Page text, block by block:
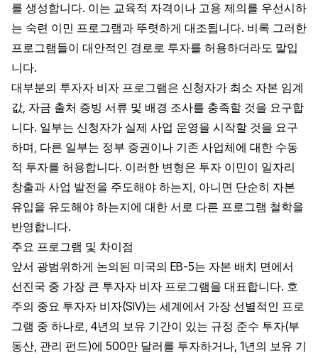
를 생성합니다. 이는 교육적 자격이나 고용 제의를 우선시하
는 숙련 이민 프로그램과 뚜렷하게 대조됩니다. 비록 그러한
프로그램들이 대안적인 경로로 투자를 허용하더라도 말입
니다.
대부분의 투자자 비자 프로그램은 신청자가 최소 자본 임계
값, 자금 출처 증빙 서류 및 배경 조사를 충족할 것을 요구합
니다. 일부는 신청자가 실제 사업 운영을 시작할 것을 요구
하며, 다른 일부는 정부 증권이나 기존 사업체에 대한 수동
적 투자를 허용합니다. 이러한 변형은 투자 이민이 일자리
창출과 사업 발전을 주도해야 하는지, 아니면 단순히 자본
유입을 유도해야 하는지에 대한 서로 다른 프로그램 철학을
반영합니다.
주요 프로그램 및 차이점
앞서 광범위하게 논의된 미국의 EB-5는 자본 배치 면에서
선진국 중 가장 큰 투자자 비자 프로그램을 대표합니다. 호
주의 중요 투자자 비자(SIV)는 세계에서 가장 선별적인 프로
그램 중 하나로, 4년의 보유 기간이 있는 규정 준수 투자(부
동산, 관리 펀드)에 500만 달러를 투자하거나, 1년의 보유 기